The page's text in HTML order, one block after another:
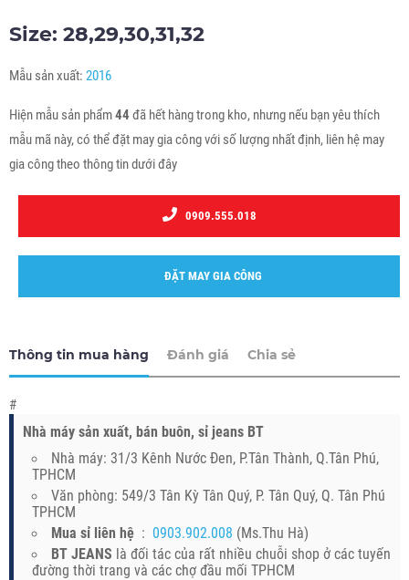
Size: 28,29,30,31,32
Mẫu sản xuất: 2016
Hiện mẫu sản phẩm44 đã hết hàng trong kho, nhưng nếu bạn yêu thích
mẫu mã này, có thể đặt may gia công với số lượng nhất định, liên hệ may
gia công theo thông tin dưới đây
0909.555.018
ĐẶT MAY GIA CÔNG
Thông tin mua hàng Đánh giá Chia sẻ
#
Nhà máy sản xuất, bán buôn, sỉ jeans BT
Nhà máy: 31/3 Kênh Nước Đen, P.Tân Thành, Q.Tân Phú,
TPHCM
Văn phòng: 549/3 Tân Kỳ Tân Quý, P. Tân Quý, Q. Tân Phú
TPHCM
Mua sỉ liên hệ : 0903.902.008 (Ms.Thu Hà)
BT JEANS là đối tác của rất nhiều chuỗi shop ở các tuyến
đường thời trang và các chợ đầu mối TPHCM